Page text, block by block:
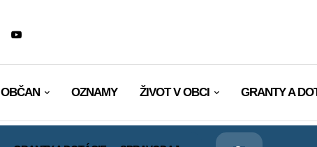
OBČAN OZNAMY ŽIVOT V OBCI GRANTY A